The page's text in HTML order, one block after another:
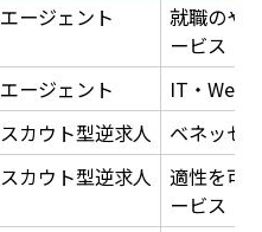
エージェント
就職のや
ービス
エージェント
IT・Web
スカウト型逆求人
ベネッセ
スカウト型逆求人
適性を可
ービス